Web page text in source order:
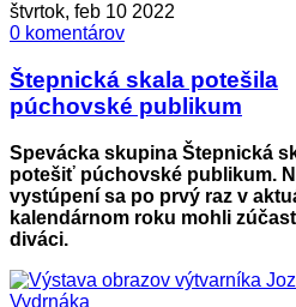
štvrtok, feb 10 2022
0 komentárov
Štepnická skala potešila
púchovské publikum
Spevácka skupina Štepnická
potešiť púchovské publikum.
vystúpení sa po prvý raz v
kalendárnom roku mohli
diváci.